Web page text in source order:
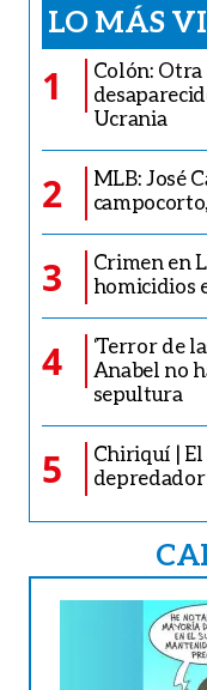
LO MÁS
1
Colón:
Ucrania
2
MLB: José
3
Crimen en
homicidios
4
‘Terror de
Anabel no
sepultura
5
Chiriquí |